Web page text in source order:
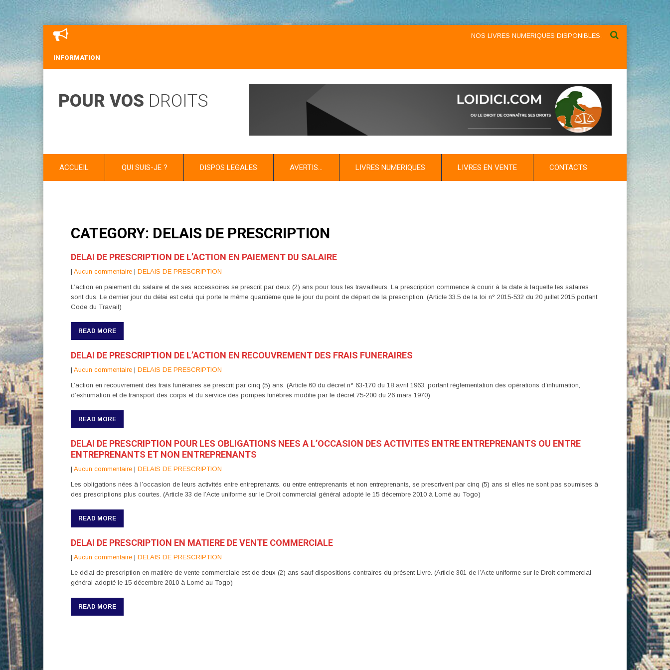
INFORMATION
NOS LIVRES NUMERIQUES DISPONIBLES AU NIVEAU DU MENU
POUR VOS DROITS
ACCUEIL QUI SUIS-JE ? DISPOS LEGALES AVERTIS… LIVRES NUMERIQUES LIVRES EN VENTE CONTACTS
CATEGORY: DELAIS DE PRESCRIPTION
DELAI DE PRESCRIPTION DE L’ACTION EN PAIEMENT DU SALAIRE
| Aucun commentaire | DELAIS DE PRESCRIPTION
L’action en paiement du salaire et de ses accessoires se prescrit par deux (2) ans pour tous les travailleurs. La prescription commence à courir à la date à laquelle les salaires
sont dus. Le dernier jour du délai est celui qui porte le même quantième que le jour du point de départ de la prescription. (Article 33.5 de la loi n° 2015-532 du 20 juillet 2015 portant
Code du Travail)
READ MORE
DELAI DE PRESCRIPTION DE L’ACTION EN RECOUVREMENT DES FRAIS FUNERAIRES
| Aucun commentaire | DELAIS DE PRESCRIPTION
L’action en recouvrement des frais funéraires se prescrit par cinq (5) ans. (Article 60 du décret n° 63-170 du 18 avril 1963, portant réglementation des opérations d’inhumation,
d’exhumation et de transport des corps et du service des pompes funèbres modifie par le décret 75-200 du 26 mars 1970)
READ MORE
DELAI DE PRESCRIPTION POUR LES OBLIGATIONS NEES A L’OCCASION DES ACTIVITES ENTRE ENTREPRENANTS OU ENTRE
ENTREPRENANTS ET NON ENTREPRENANTS
| Aucun commentaire | DELAIS DE PRESCRIPTION
Les obligations nées à l’occasion de leurs activités entre entreprenants, ou entre entreprenants et non entreprenants, se prescrivent par cinq (5) ans si elles ne sont pas soumises à
des prescriptions plus courtes. (Article 33 de l’Acte uniforme sur le Droit commercial général adopté le 15 décembre 2010 à Lomé au Togo)
READ MORE
DELAI DE PRESCRIPTION EN MATIERE DE VENTE COMMERCIALE
| Aucun commentaire | DELAIS DE PRESCRIPTION
Le délai de prescription en matière de vente commerciale est de deux (2) ans sauf dispositions contraires du présent Livre. (Article 301 de l’Acte uniforme sur le Droit commercial
général adopté le 15 décembre 2010 à Lomé au Togo)
READ MORE